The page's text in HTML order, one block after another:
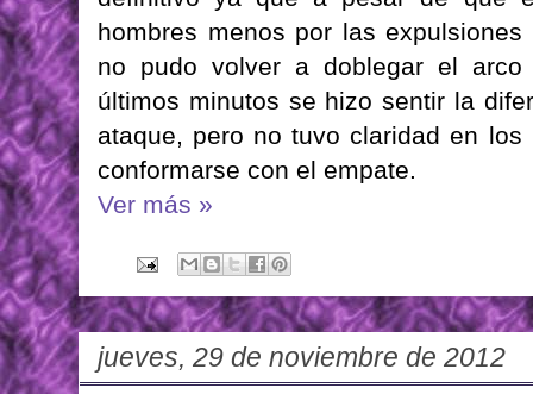
hombres menos por las
no pudo volver a doblegar el
últimos minutos se hizo sentir la
ataque, pero no tuvo claridad en
conformarse con el empate.
Ver más »
jueves, 29 de noviembre de 2012